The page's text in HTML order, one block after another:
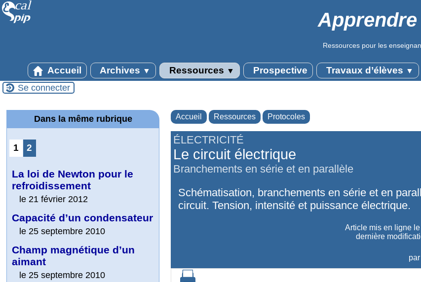
Ressources pour les
Accueil Archives ▼ Ressources ▼ Prospective Travaux d’élèves ▼
Se connecter
Accueil Ressources Protocoles
ÉLECTRICITÉ
Le circuit électrique
Branchements en série et en parallèle
Schématisation, branchements en série et en
circuit. Tension, intensité et puissance électrique.
Article mis en ligne le
dernière
par
Dans la même rubrique
1 2
La loi de Newton pour le
refroidissement
le 21 février 2012
Capacité d’un condensateur
le 25 septembre 2010
Champ magnétique d’un
aimant
le 25 septembre 2010